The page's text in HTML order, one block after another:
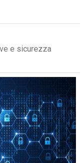
e sicurezza